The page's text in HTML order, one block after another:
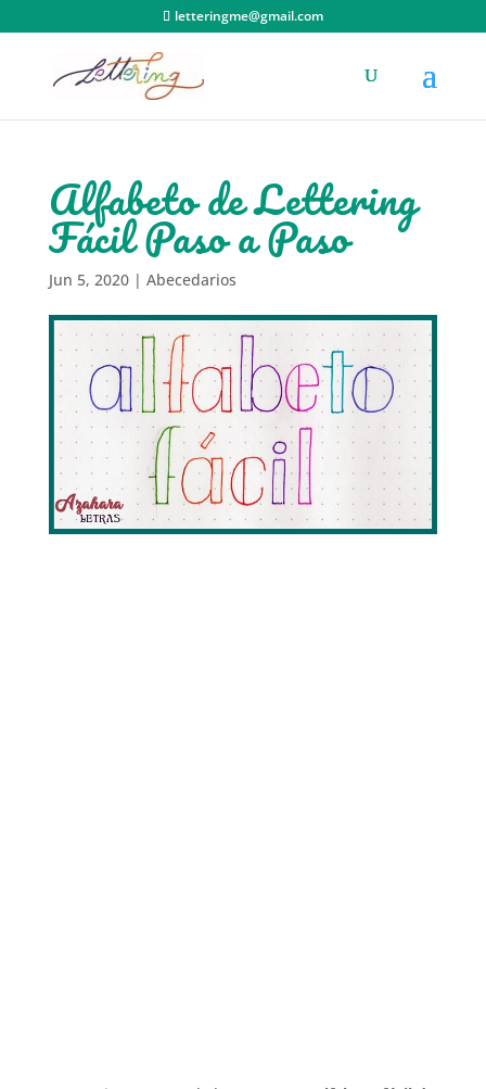
letteringme@gmail.com
Alfabeto de Lettering
Fácil Paso a Paso
Jun 5, 2020| Abecedarios